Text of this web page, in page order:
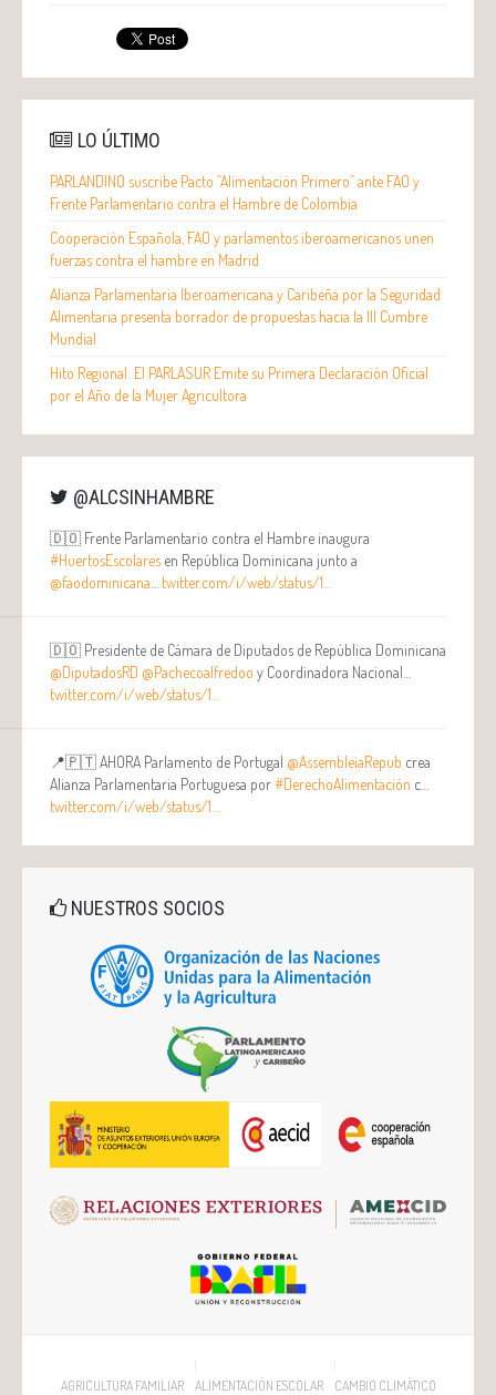
LO ÚLTIMO
PARLANDINO suscribe Pacto “Alimentación Primero” ante FAO y
Frente Parlamentario contra el Hambre de Colombia
Cooperación Española, FAO y parlamentos iberoamericanos unen
fuerzas contra el hambre en Madrid
Alianza Parlamentaria Iberoamericana y Caribeña por la Seguridad
Alimentaria presenta borrador de propuestas hacia la III Cumbre
Mundial
Hito Regional: El PARLASUR Emite su Primera Declaración Oficial
por el Año de la Mujer Agricultora
@ALCSINHAMBRE
🇩🇴 Frente Parlamentario contra el Hambre inaugura
#HuertosEscolares en República Dominicana junto a
@faodominicana… twitter.com/i/web/status/1…
🇩🇴 Presidente de Cámara de Diputados de República Dominicana
@DiputadosRD @Pachecoalfredoo y Coordinadora Nacional…
twitter.com/i/web/status/1…
📍🇵🇹 AHORA Parlamento de Portugal @AssembleiaRepub crea
Alianza Parlamentaria Portuguesa por#DerechoAlimentación c…
twitter.com/i/web/status/1…
NUESTROS SOCIOS
AGRICULTURA FAMILIAR ALIMENTACIÓN ESCOLAR CAMBIO CLIMÁTICO